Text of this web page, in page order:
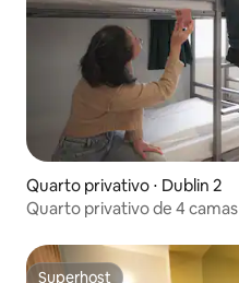
Quarto privativo ⋅ Dublin 2
Quarto privativo de 4 camas
Superhost